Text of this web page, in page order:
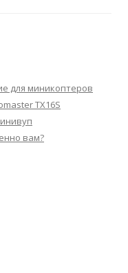
для миникоптеров
TX16S
вам?